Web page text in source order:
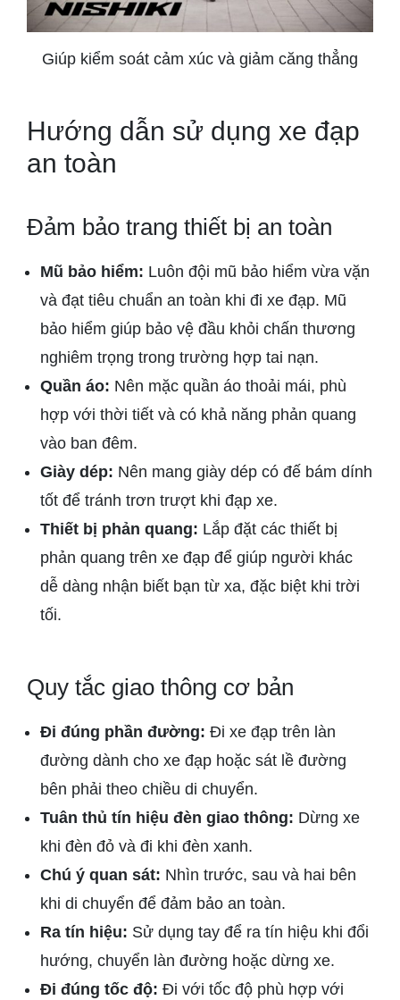
Giúp kiểm soát cảm xúc và giảm căng thẳng
Hướng dẫn sử dụng xe đạp
an toàn
Đảm bảo trang thiết bị an toàn
Mũ bảo hiểm: Luôn đội mũ bảo hiểm vừa vặn
và đạt tiêu chuẩn an toàn khi đi xe đạp. Mũ
bảo hiểm giúp bảo vệ đầu khỏi chấn thương
nghiêm trọng trong trường hợp tai nạn.
Quần áo: Nên mặc quần áo thoải mái, phù
hợp với thời tiết và có khả năng phản quang
vào ban đêm.
Giày dép: Nên mang giày dép có đế bám dính
tốt để tránh trơn trượt khi đạp xe.
Thiết bị phản quang: Lắp đặt các thiết bị
phản quang trên xe đạp để giúp người khác
dễ dàng nhận biết bạn từ xa, đặc biệt khi trời
tối.
Quy tắc giao thông cơ bản
Đi đúng phần đường: Đi xe đạp trên làn
đường dành cho xe đạp hoặc sát lề đường
bên phải theo chiều di chuyển.
Tuân thủ tín hiệu đèn giao thông: Dừng xe
khi đèn đỏ và đi khi đèn xanh.
Chú ý quan sát: Nhìn trước, sau và hai bên
khi di chuyển để đảm bảo an toàn.
Ra tín hiệu: Sử dụng tay để ra tín hiệu khi đổi
hướng, chuyển làn đường hoặc dừng xe.
Đi đúng tốc độ: Đi với tốc độ phù hợp với